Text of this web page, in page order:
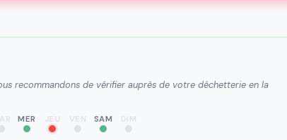
recommandons de vérifier auprès de votre déchetterie en la
MER JEU VEN SAM DIM